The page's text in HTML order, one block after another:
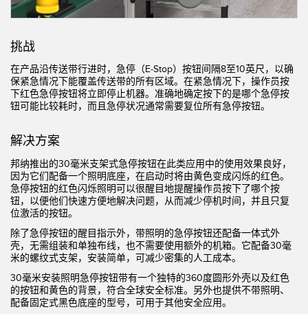
雷达传感器
光纤
槽形和标签传感器
色标、颜色和荧光传感器
拾取指示灯传感器
温度传感器
检测阵列和宽光束传感器
状态监测传感器
振动传感器
状况监测：预测性维护和预防性维护
预测性维护与状态监控
预测性维护与状态监控
相关链接
冲洗
IO-Link
挑战
在产品沿传送带行进时，急停（E-Stop）按钮间隔8至10英尺，以确
保紧急情况下能覆盖传送带的所有区域。在紧急情况下，操作员按
下红色急停按钮将立即停止机器。准确地确定按下的是哪个急停按
钮可能比较耗时，而且急停状况通常需要复位所有急停按钮。
解决方案
邦纳推出的30毫米支架式急停按钮在此类应用中的使用效果良好，
因为它们配备一个照明底座，在启动时将由黄色变成闪烁的红色。
急停按钮的红色闪烁照明可以很醒目地提醒操作员按下了哪个按
钮，以便他们快速方便地解决问题，从而减少停机时间，并且只复
位激活的按钮。
除了急停按钮的醒目指示外，带照明的急停按钮还配备一体式外
壳，无需组装和单独布线，也不需要使用额外的机箱。它配备30毫
米的螺纹式支架，安装简单，可减少密集的人工成本。
30毫米安装照明急停按钮带有一个独特的360度圆形外壳以及红色
的按钮和黄色的背景，符合全球安全标准。另外也提供不带照明、
配备固定式黑色底座的型号，可用于其他安全应用。